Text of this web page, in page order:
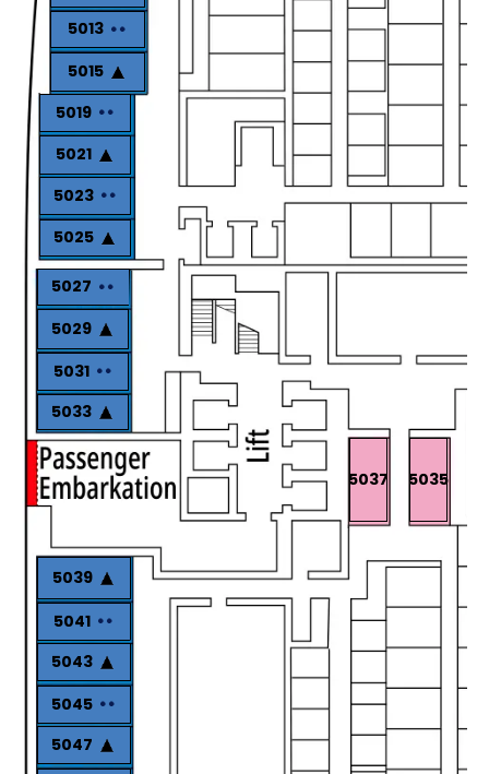
5013
5015
5019
5021
5023
5025
5027
5029
5031
5033
5035
5037
5039
5041
5043
5045
5047